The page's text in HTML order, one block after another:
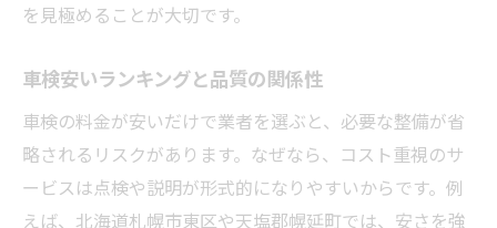
を見極めることが大切です。
車検安いランキングと品質の関係性
車検の料金が安いだけで業者を選ぶと、必要な整備が省
略されるリスクがあります。なぜなら、コスト重視のサ
ービスは点検や説明が形式的になりやすいからです。例
えば、北海道札幌市東区や天塩郡幌延町では、安さを強